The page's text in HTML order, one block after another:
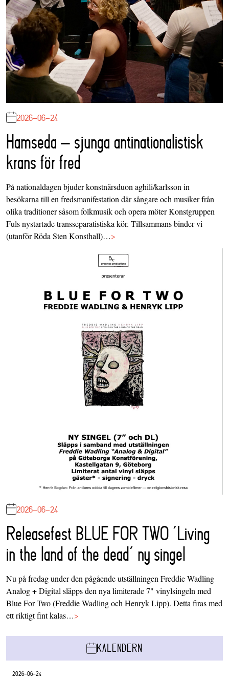
2026-06-24
Hamseda – sjunga antinationalistisk
krans för fred
På nationaldagen bjuder konstnärsduon aghili/karlsson in
besökarna till en fredsmanifestation där sångare och musiker från
olika traditioner såsom folkmusik och opera möter Konstgruppen
Fuls nystartade transseparatistiska kör. Tillsammans binder vi
(utanför Röda Sten Konsthall)…>
2026-06-24
Releasefest BLUE FOR TWO ‘Living
in the land of the dead’ ny singel
Nu på fredag under den pågående utställningen Freddie Wadling
Analog + Digital släpps den nya limiterade 7" vinylsingeln med
Blue For Two (Freddie Wadling och Henryk Lipp). Detta firas med
ett riktigt fint kalas…>
KALENDERN
2026-06-24